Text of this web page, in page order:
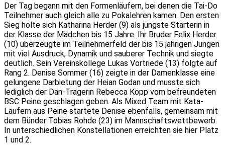
Der Tag begann mit den Formenläufern, bei denen die Tai-Do
Teilnehmer auch gleich alle zu Pokalehren kamen. Den ersten
Sieg holte sich Katharina Herder (9) als jüngste Starterin in
der Klasse der Mädchen bis 15 Jahre. Ihr Bruder Felix Herder
(10) überzeugte im Teilnehmerfeld der bis 15 jährigen Jungen
mit viel Ausdruck, Dynamik und sauberer Technik und siegte
deutlich. Sein Vereinskollege Lukas Vortriede (13) folgte auf
Rang 2. Denise Sommer (16) zeigte in der Damenklasse eine
gelungene Darbietung der Heian Godan und musste sich
lediglich der Dan-Trägerin Rebecca Köpp vom befreundeten
BSC Peine geschlagen geben. Als Mixed Team mit Kata-
Läufern aus Peine startete Denise ebenfalls, gemeinsam mit
dem Bünder Tobias Rohde (23) im Mannschaftswettbewerb.
In unterschiedlichen Konstellationen erreichten sie hier Platz
1 und 2.